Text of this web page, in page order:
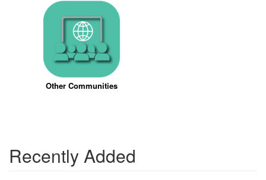
Other Communities
Recently Added